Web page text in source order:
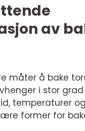
av
måter å bake
i stor
temperaturer
former for